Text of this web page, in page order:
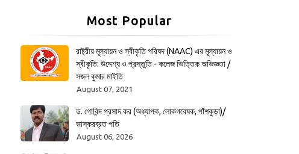
Most Popular
রাষ্ট্রীয় মূল্যায়ন ও স্বীকৃতি পরিষদ (NAAC) এর মূল্যায়ন ও
স্বীকৃতি: উদ্দেশ্য ও প্রস্তুতি - কলেজ ভিত্তিক অভিজ্ঞতা /
সজল কুমার মাইতি
August 07, 2021
ড. গোবিন্দ প্রসাদ কর (অধ্যাপক, লোকগবেষক, পাঁশকুড়া)/
ভাস্করব্রত পতি
August 06, 2026